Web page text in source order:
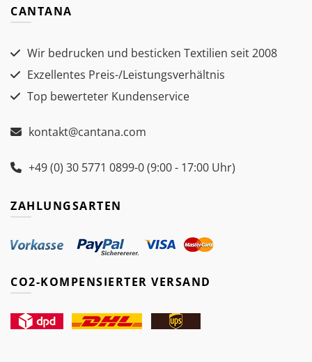
CANTANA
Wir bedrucken und besticken Textilien seit 2008
Exzellentes Preis-/Leistungsverhältnis
Top bewerteter Kundenservice
kontakt@cantana.com
+49 (0) 30 5771 0899-0 (9:00 - 17:00 Uhr)
ZAHLUNGSARTEN
CO2-KOMPENSIERTER VERSAND